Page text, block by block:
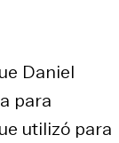
Daniel
para
utilizó para